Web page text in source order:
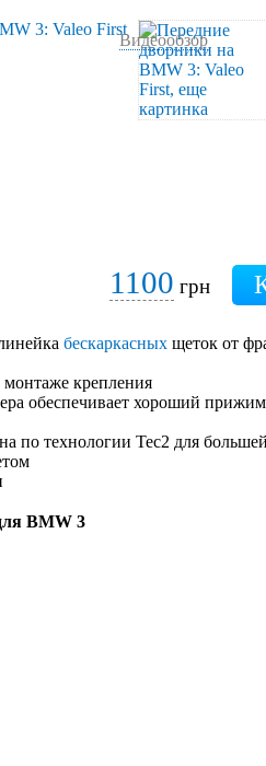
Видеообзор
1100 грн
бескаркасных щеток от
крепления
обеспечивает хороший прижим
по технологии Tec2 для
BMW 3